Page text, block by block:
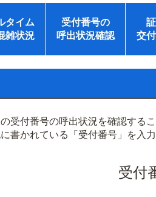
タイム
雑状況
受付番号の
呼出状況確認
交
受付番号の呼出状況を確認するこ
書かれている「受付番号」を入
受付